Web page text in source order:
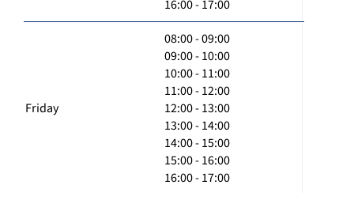
16:00 - 17:00
Friday
08:00 - 09:00
09:00 - 10:00
10:00 - 11:00
11:00 - 12:00
12:00 - 13:00
13:00 - 14:00
14:00 - 15:00
15:00 - 16:00
16:00 - 17:00